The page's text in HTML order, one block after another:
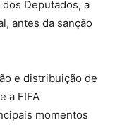
Deputados, a
antes da sanção
e distribuição de
a FIFA
momentos